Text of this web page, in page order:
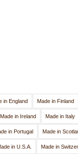
in England Made in Finland
Made in Ireland Made in Italy
in Portugal Made in
in U.S.A. Made in